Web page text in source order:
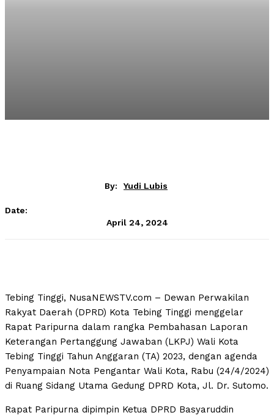
By: Yudi Lubis
Date:
April 24, 2024
Tebing Tinggi, NusaNEWSTV.com – Dewan Perwakilan
Rakyat Daerah (DPRD) Kota Tebing Tinggi menggelar
Rapat Paripurna dalam rangka Pembahasan Laporan
Keterangan Pertanggung Jawaban (LKPJ) Wali Kota
Tebing Tinggi Tahun Anggaran (TA) 2023, dengan agenda
Penyampaian Nota Pengantar Wali Kota, Rabu (24/4/2024)
di Ruang Sidang Utama Gedung DPRD Kota, Jl. Dr. Sutomo.
Rapat Paripurna dipimpin Ketua DPRD Basyaruddin